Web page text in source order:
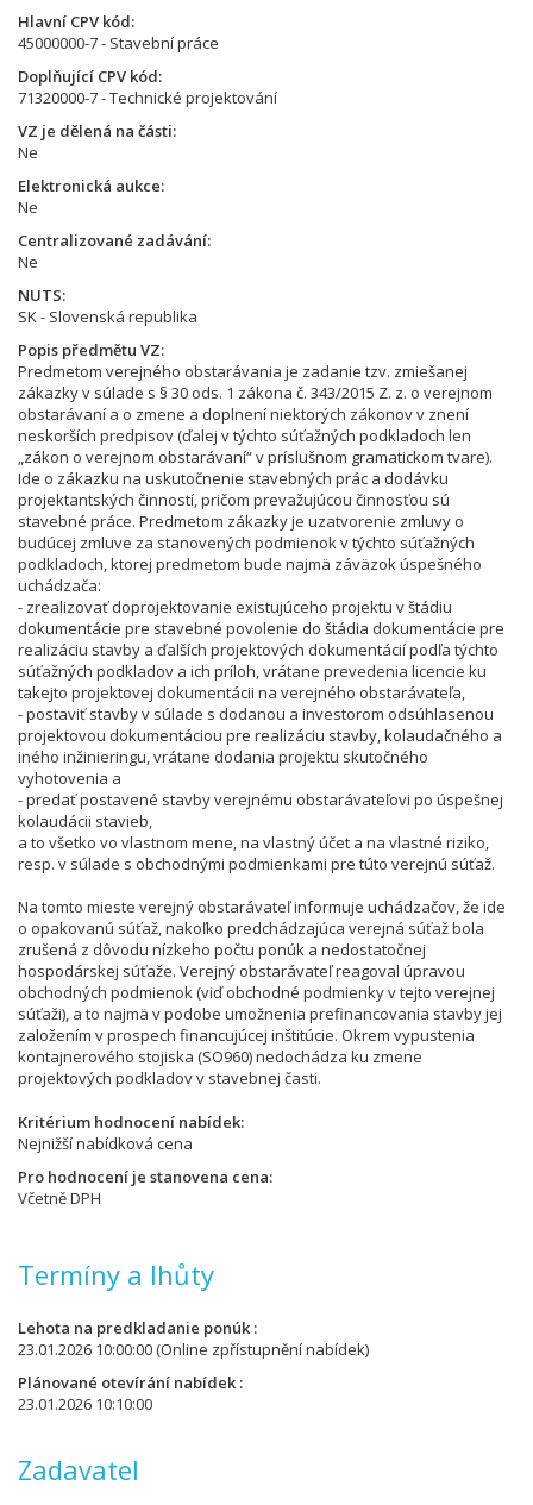
Hlavní CPV kód
45000000-7 - Stavební práce
Doplňující CPV kód
71320000-7 - Technické projektování
VZ je dělená na části
Ne
Elektronická aukce
Ne
Centralizované zadávání
Ne
NUTS
SK - Slovenská republika
Popis předmětu VZ
Predmetom verejného obstarávania je zadanie tzv. zmiešanej
zákazky v súlade s § 30 ods. 1 zákona č. 343/2015 Z. z. o verejnom
obstarávaní a o zmene a doplnení niektorých zákonov v znení
neskorších predpisov (ďalej v týchto súťažných podkladoch len
„zákon o verejnom obstarávaní“ v príslušnom gramatickom tvare).
Ide o zákazku na uskutočnenie stavebných prác a dodávku
projektantských činností, pričom prevažujúcou činnosťou sú
stavebné práce. Predmetom zákazky je uzatvorenie zmluvy o
budúcej zmluve za stanovených podmienok v týchto súťažných
podkladoch, ktorej predmetom bude najmä záväzok úspešného
uchádzača:
- zrealizovať doprojektovanie existujúceho projektu v štádiu
dokumentácie pre stavebné povolenie do štádia dokumentácie pre
realizáciu stavby a ďalších projektových dokumentácií podľa týchto
súťažných podkladov a ich príloh, vrátane prevedenia licencie ku
takejto projektovej dokumentácii na verejného obstarávateľa,
- postaviť stavby v súlade s dodanou a investorom odsúhlasenou
projektovou dokumentáciou pre realizáciu stavby, kolaudačného a
iného inžinieringu, vrátane dodania projektu skutočného
vyhotovenia a
- predať postavené stavby verejnému obstarávateľovi po úspešnej
kolaudácii stavieb,
a to všetko vo vlastnom mene, na vlastný účet a na vlastné riziko,
resp. v súlade s obchodnými podmienkami pre túto verejnú súťaž.
Na tomto mieste verejný obstarávateľ informuje uchádzačov, že ide
o opakovanú súťaž, nakoľko predchádzajúca verejná súťaž bola
zrušená z dôvodu nízkeho počtu ponúk a nedostatočnej
hospodárskej súťaže. Verejný obstarávateľ reagoval úpravou
obchodných podmienok (viď obchodné podmienky v tejto verejnej
súťaži), a to najmä v podobe umožnenia prefinancovania stavby jej
založením v prospech financujúcej inštitúcie. Okrem vypustenia
kontajnerového stojiska (SO960) nedochádza ku zmene
projektových podkladov v stavebnej časti.
Kritérium hodnocení nabídek
Nejnižší nabídková cena
Pro hodnocení je stanovena cena
Včetně DPH
Termíny a lhůty
Lehota na predkladanie ponúk
23.01.2026 10:00:00(Online zpřístupnění nabídek)
Plánované otevírání nabídek
23.01.2026 10:10:00
Zadavatel